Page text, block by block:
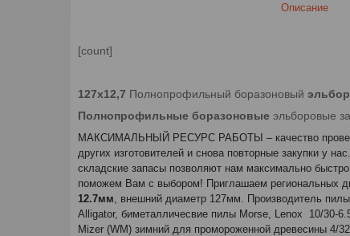
Описание
[count]
127х12,7 Полнопрофильный боразоновый
Полнопрофильные боразоновые эльборовые
МАКСИМАЛЬНЫЙ РЕСУРС РАБОТЫ – качество
других изготовителей и снова повторные закупки у
складские запасы позволяют нам максимально
поможем Вам с выбором! Приглашаем региональных
12.7мм , внешний диаметр 127мм. Производитель
Alligator, биметалличесвие пилы Morse, Lenox 10/30-
Mizer (WM) зимний для промороженной древесины 4/